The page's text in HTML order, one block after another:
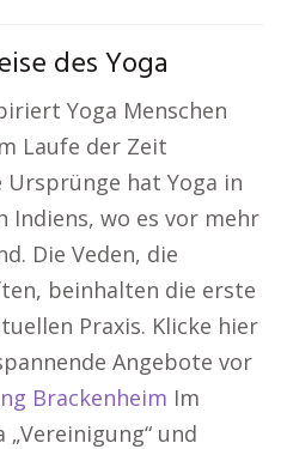
des Yoga
Yoga Menschen
Laufe der Zeit
hat Yoga in
Indiens, wo es vor mehr
Die Veden, die
beinhalten die erste
Praxis. Klicke hier
Angebote vor
Brackenheim Im
und